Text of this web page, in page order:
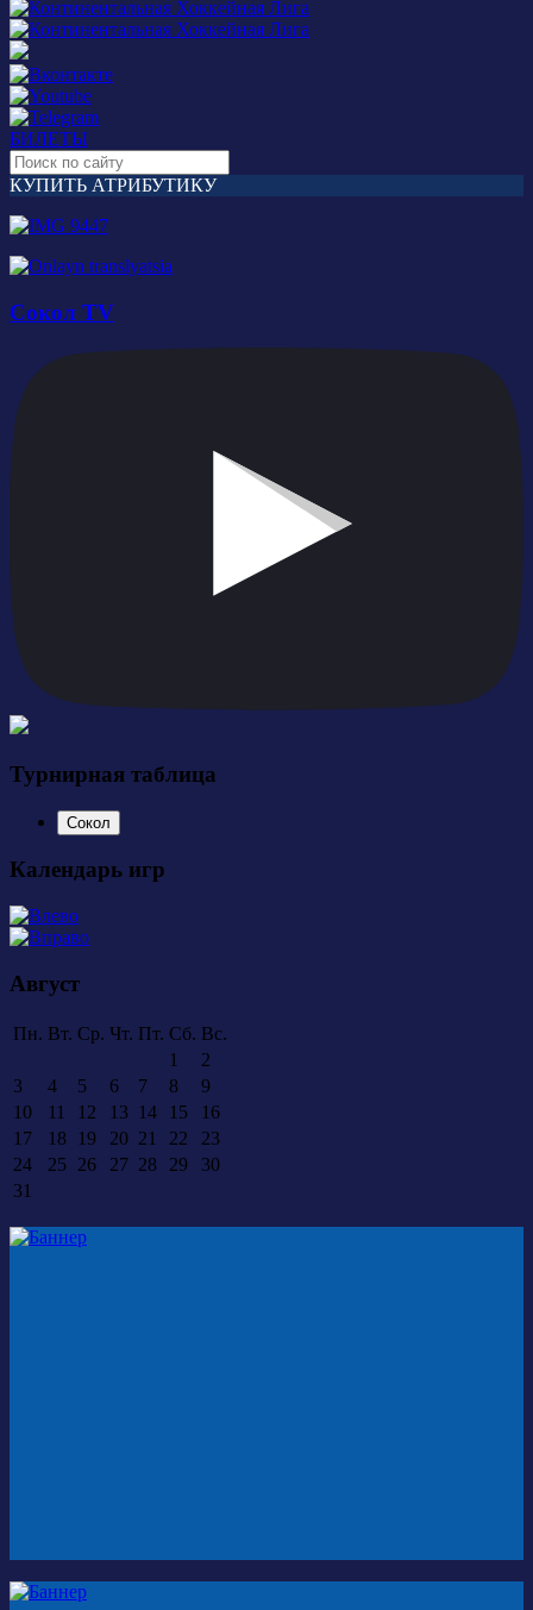
БИЛЕТЫ
КУПИТЬ АТРИБУТИКУ
Сокол TV
Турнирная таблица
Сокол
Календарь игр
Август
Пн. Вт. Ср. Чт. Пт. Сб. Вс.
1
2
3
4 5 6 7 8
9
10
11 12 13 14 15
16
17
18 19 20 21 22
23
24
25 26 27 28 29
30
31